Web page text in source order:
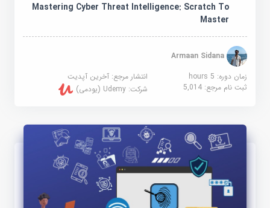
Mastering Cyber Threat Intelligence: Scratch To
Master
Armaan Sidana
زمان دوره: 5 hours
انتشار مرجع:آخرین آپدیت
ثبت نام مرجع:5,014 شرکت:Udemy (یودمی)